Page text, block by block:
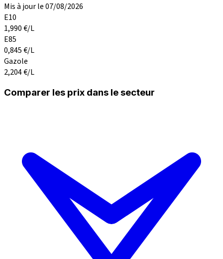
Mis à jour le 07/08/2026
E10
1,990€/L
E85
0,845€/L
Gazole
2,204€/L
Comparer les prix dans le secteur